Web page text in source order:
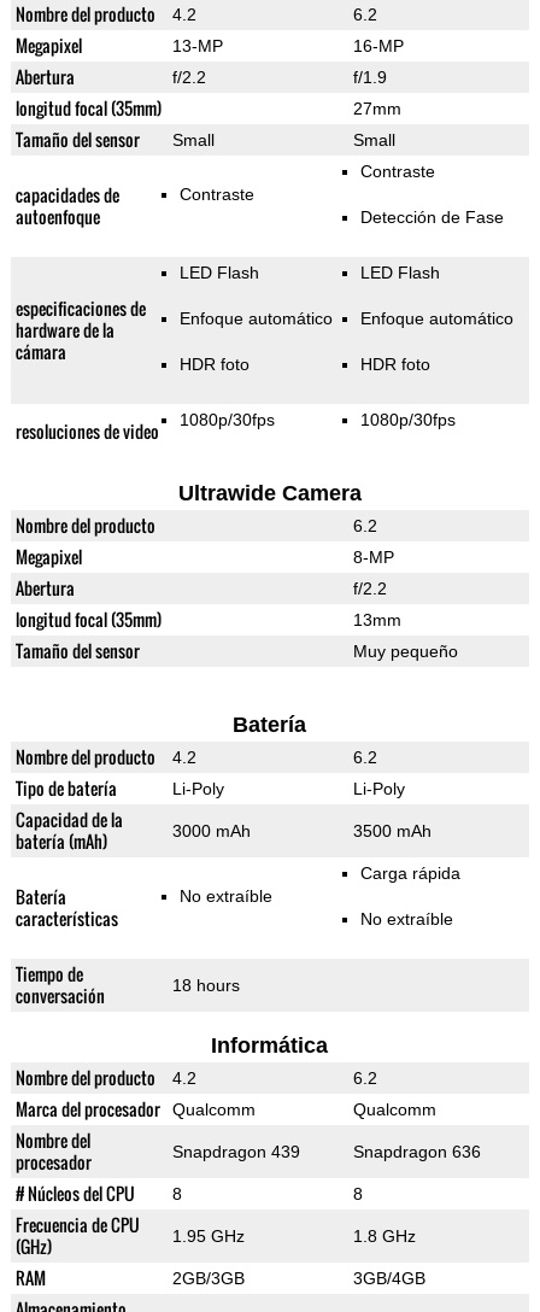
Nombre del producto 4.2 6.2
Megapixel 13-MP 16-MP
Abertura f/2.2 f/1.9
longitud focal (35mm) 27mm
Tamaño del sensor Small Small
capacidades de
autoenfoque
Contraste
Contraste
Detección de Fase
especificaciones de
hardware de la
cámara
LED Flash
Enfoque automático
HDR foto
LED Flash
Enfoque automático
HDR foto
resoluciones de video 1080p/30fps 1080p/30fps
Ultrawide Camera
Nombre del producto 6.2
Megapixel 8-MP
Abertura f/2.2
longitud focal (35mm) 13mm
Tamaño del sensor Muy pequeño
Batería
Nombre del producto 4.2 6.2
Tipo de batería Li-Poly Li-Poly
Capacidad de la
batería (mAh)
3000 mAh 3500 mAh
Batería
características
No extraíble
Carga rápida
No extraíble
Tiempo de
conversación
18 hours
Informática
Nombre del producto 4.2 6.2
Marca del procesador Qualcomm Qualcomm
Nombre del
procesador
Snapdragon 439 Snapdragon 636
# Núcleos del CPU 8 8
Frecuencia de CPU
(GHz)
1.95 GHz 1.8 GHz
RAM 2GB/3GB 3GB/4GB